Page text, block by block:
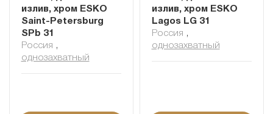
излив, хром ESKO
Saint-Petersburg
SPb 31
Россия ,
однозахватный
излив, хром ESKO
Lagos LG 31
Россия ,
однозахватный